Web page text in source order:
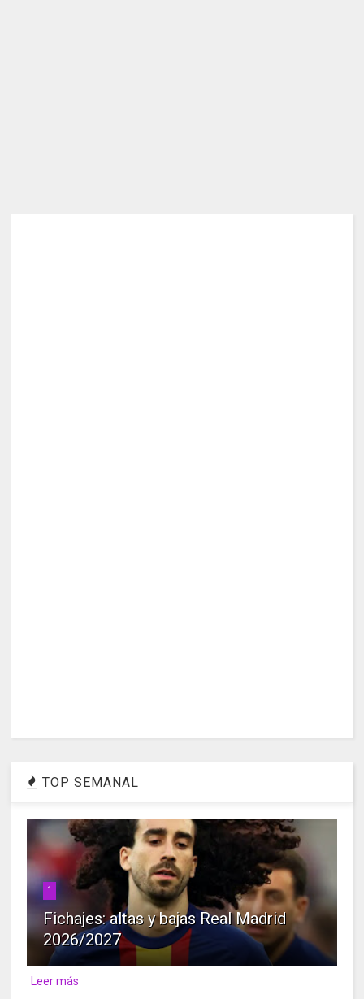
TOP SEMANAL
1
Fichajes: altas y bajas Real Madrid
2026/2027
Leer más